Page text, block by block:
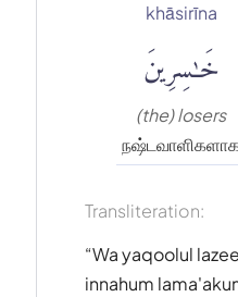
khāsirīna
خَٰسِرِينَ
(the) losers
Transliteration:
Wa yaqoolul
innahum